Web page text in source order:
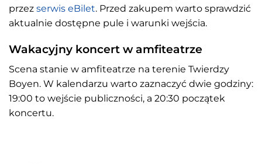
przez serwis eBilet. Przed zakupem warto sprawdzić
aktualnie dostępne pule i warunki wejścia.
Wakacyjny koncert w amfiteatrze
Scena stanie w amfiteatrze na terenie Twierdzy
Boyen. W kalendarzu warto zaznaczyć dwie godziny:
19:00 to wejście publiczności, a 20:30 początek
koncertu.